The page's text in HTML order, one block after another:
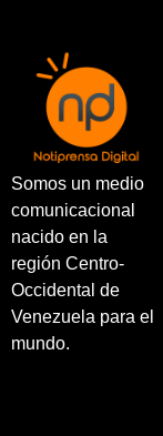
Somos un medio
comunicacional
nacido en la
región Centro-
Occidental de
Venezuela para el
mundo.